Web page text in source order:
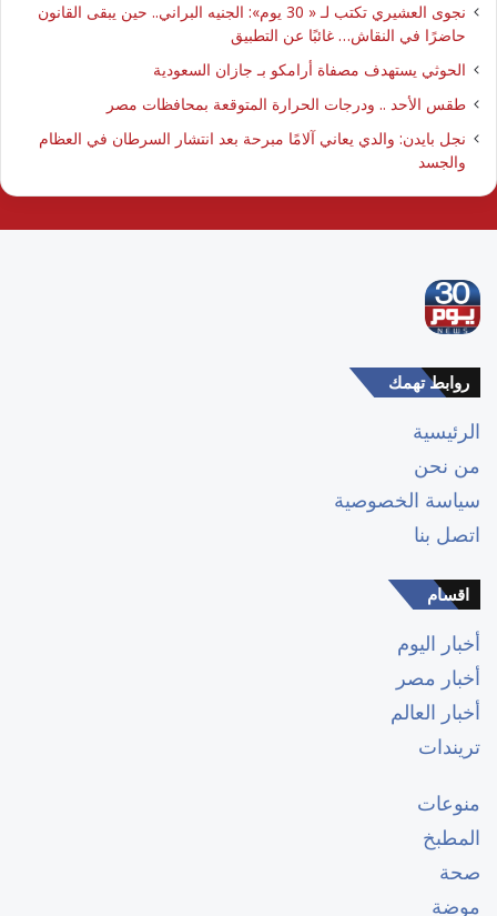
نجوى العشيري تكتب لـ « 30 يوم»: الجنيه البراني.. حين يبقى القانون
حاضرًا في النقاش… غائبًا عن التطبيق
الحوثي يستهدف مصفاة أرامكو بـ جازان السعودية
طقس الأحد .. ودرجات الحرارة المتوقعة بمحافظات مصر
نجل بايدن: والدي يعاني آلامًا مبرحة بعد انتشار السرطان في العظام
والجسد
روابط تهمك
الرئيسية
من نحن
سياسة الخصوصية
اتصل بنا
اقسام
أخبار اليوم
أخبار مصر
أخبار العالم
تريندات
منوعات
المطبخ
صحة
موضة